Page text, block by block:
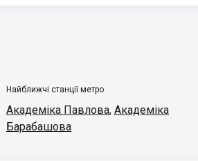
Найближчі станції метро
Академіка Павлова, Академіка
Барабашова